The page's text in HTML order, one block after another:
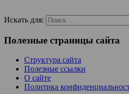
Искать для:
Полезные страницы сайта
Структура сайта
Полезные ссылки
О сайте
Политика